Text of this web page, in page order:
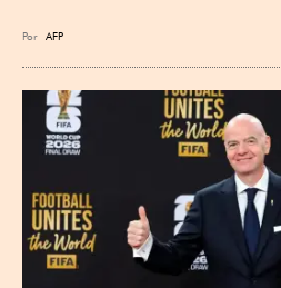
Por AFP